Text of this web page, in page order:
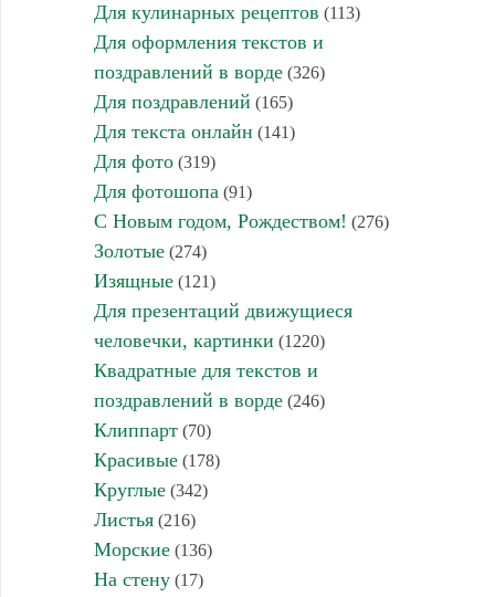
Для кулинарных рецептов (113)
Для оформления текстов и
поздравлений в ворде(326)
Для поздравлений (165)
Для текста онлайн (141)
Для фото(319)
Для фотошопа (91)
С Новым годом, Рождеством! (276)
Золотые(274)
Изящные(121)
Для презентаций движущиеся
человечки, картинки (1220)
Квадратные для текстов и
поздравлений в ворде(246)
Клиппарт(70)
Красивые(178)
Круглые(342)
Листья(216)
Морские(136)
На стену(17)